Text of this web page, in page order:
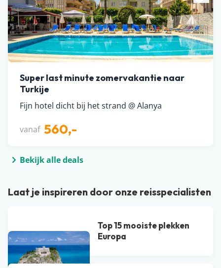
Super last minute zomervakantie naar
Turkije
Fijn hotel dicht bij het strand @ Alanya
vanaf 560,-
Bekijk alle deals
Laat je inspireren door onze reisspecialisten
Top 15 mooiste plekken
Europa